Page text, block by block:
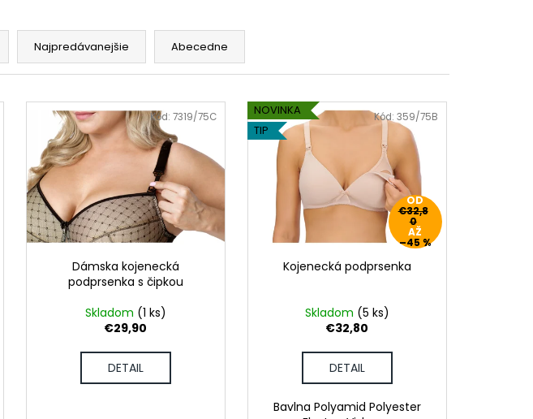
Najpredávanejšie Abecedne
Dámska kojenecká
podprsenka s čipkou
Skladom (1 ks)
€29,90
DETAIL
Kód: 7319/75C
NOVINKA
TIP
OD
€32,8
0
AŽ
–45 %
Kojenecká podprsenka
Skladom (5 ks)
€32,80
DETAIL
Bavlna Polyamid Polyester
Kód: 359/75B
DÁMSKE TRIČKO DAJCE MI ŠICKE
POKOJ